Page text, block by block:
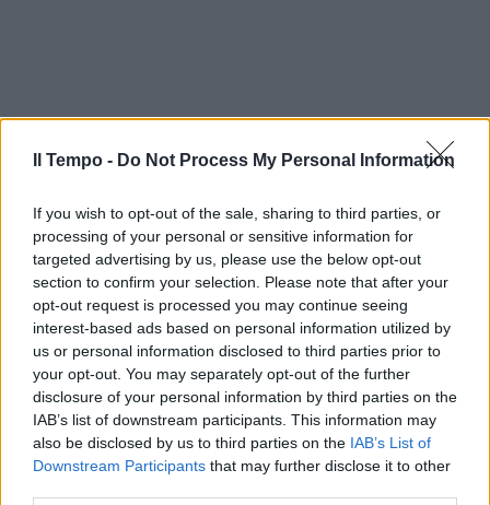
Il Tempo - Do Not Process My Personal Information
If you wish to opt-out of the sale, sharing to third parties, or
processing of your personal or sensitive information for
targeted advertising by us, please use the below opt-out
section to confirm your selection. Please note that after your
opt-out request is processed you may continue seeing
interest-based ads based on personal information utilized by
us or personal information disclosed to third parties prior to
your opt-out. You may separately opt-out of the further
disclosure of your personal information by third parties on the
IAB’s list of downstream participants. This information may
also be disclosed by us to third parties on the IAB’s List of
Downstream Participants that may further disclose it to other